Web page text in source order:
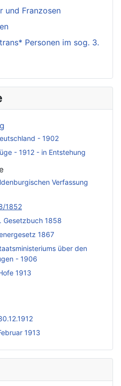
und Franzosen
Personen im sog. 3.
- 1902
- 1912 - in Entstehung
Verfassung
1852
Gesetzbuch 1858
1867
über den
- 1906
1913
1913